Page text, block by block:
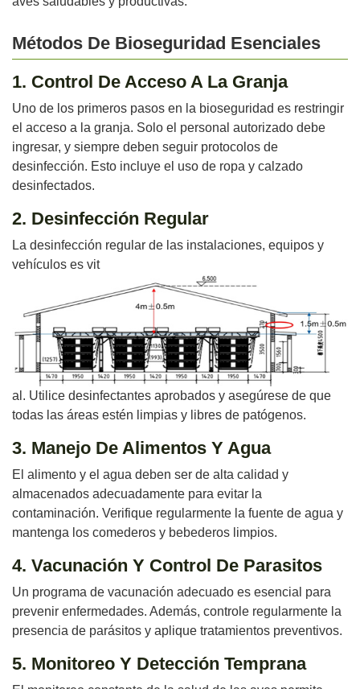
Métodos De Bioseguridad Esenciales
1. Control De Acceso A La Granja
Uno de los primeros pasos en la bioseguridad es restringir
el acceso a la granja. Solo el personal autorizado debe
ingresar, y siempre deben seguir protocolos de
desinfección. Esto incluye el uso de ropa y calzado
desinfectados.
2. Desinfección Regular
La desinfección regular de las instalaciones, equipos y
vehículos es vit
al. Utilice desinfectantes aprobados y asegúrese de que
todas las áreas estén limpias y libres de patógenos.
3. Manejo De Alimentos Y Agua
El alimento y el agua deben ser de alta calidad y
almacenados adecuadamente para evitar la
contaminación. Verifique regularmente la fuente de agua y
mantenga los comederos y bebederos limpios.
4. Vacunación Y Control De Parasitos
Un programa de vacunación adecuado es esencial para
prevenir enfermedades. Además, controle regularmente la
presencia de parásitos y aplique tratamientos preventivos.
5. Monitoreo Y Detección Temprana